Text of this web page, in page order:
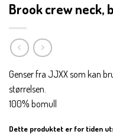
Brook crew neck,
Genser fra JJXX som kan
størrelsen.
100% bomull
Dette produktet er for tiden